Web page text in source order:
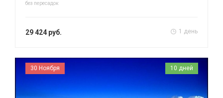
без пересадок
29 424 руб. 1 день
30 Ноября 10 дней